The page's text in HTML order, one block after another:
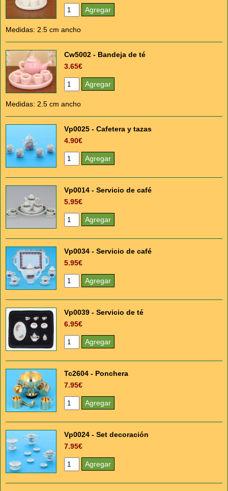
Medidas: 2.5 cm ancho
Cw5002 - Bandeja de té
3.65€
Medidas: 2.5 cm ancho
Vp0025 - Cafetera y tazas
4.90€
Vp0014 - Servicio de café
5.95€
Vp0034 - Servicio de café
5.95€
Vp0039 - Servicio de té
6.95€
Tc2604 - Ponchera
7.95€
Vp0024 - Set decoración
7.95€